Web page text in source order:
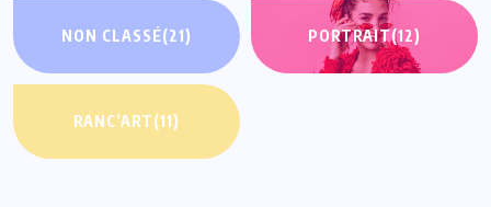
NON CLASSÉ(21) PORTRAIT(12)
RANC’ART(11)